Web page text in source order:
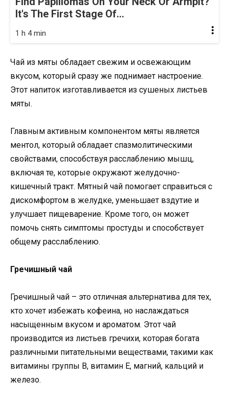
It's The First Stage Of...
1 h 4 min
Чай из мяты обладает свежим и освежающим
вкусом, который сразу же поднимает настроение.
Этот напиток изготавливается из сушеных листьев
мяты.
Главным активным компонентом мяты является
ментол, который обладает спазмолитическими
свойствами, способствуя расслаблению мышц,
включая те, которые окружают желудочно-
кишечный тракт. Мятный чай помогает справиться с
дискомфортом в желудке, уменьшает вздутие и
улучшает пищеварение. Кроме того, он может
помочь снять симптомы простуды и способствует
общему расслаблению.
Гречишный чай
Гречишный чай – это отличная альтернатива для тех,
кто хочет избежать кофеина, но наслаждаться
насыщенным вкусом и ароматом. Этот чай
производится из листьев гречихи, которая богата
различными питательными веществами, такими как
витамины группы B, витамин E, магний, кальций и
железо.